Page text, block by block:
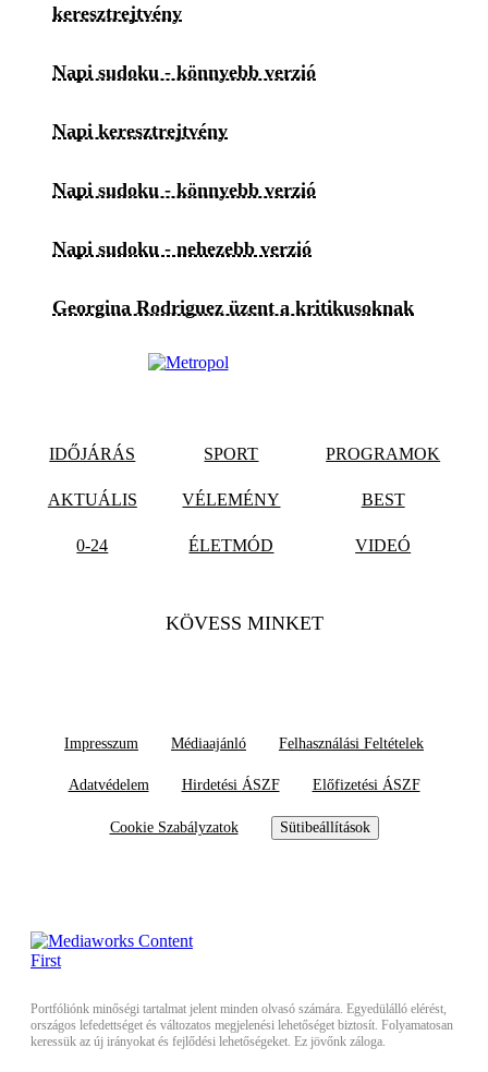
keresztrejtvény
Napi sudoku - könnyebb verzió
Napi keresztrejtvény
Napi sudoku - könnyebb verzió
Napi sudoku - nehezebb verzió
Georgina Rodriguez üzent a kritikusoknak
IDŐJÁRÁS SPORT PROGRAMOK
AKTUÁLIS VÉLEMÉNY BEST
0-24 ÉLETMÓD VIDEÓ
KÖVESS MINKET
Impresszum Médiaajánló Felhasználási Feltételek
Adatvédelem Hirdetési ÁSZF Előfizetési ÁSZF
Cookie Szabályzatok Sütibeállítások
Portfóliónk minőségi tartalmat jelent minden olvasó számára. Egyedülálló elérést,
országos lefedettséget és változatos megjelenési lehetőséget biztosít. Folyamatosan
keressük az új irányokat és fejlődési lehetőségeket. Ez jövőnk záloga.